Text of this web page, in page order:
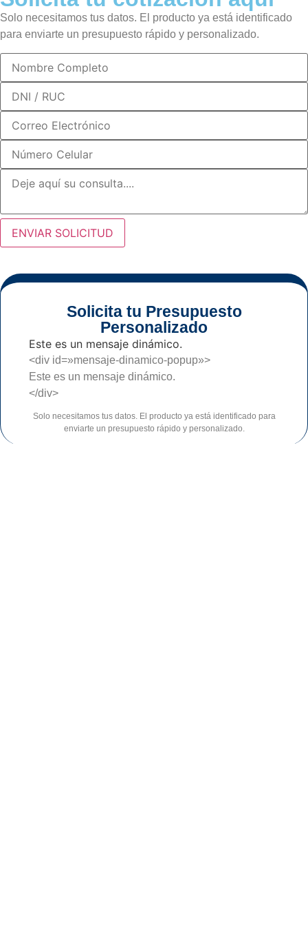
Solo necesitamos tus datos. El producto ya está identificado
para enviarte un presupuesto rápido y personalizado.
ENVIAR SOLICITUD
Solicita tu Presupuesto
Personalizado
Este es un mensaje dinámico.
<div id=»mensaje-dinamico-popup»>
Este es un mensaje dinámico.
</div>
Solo necesitamos tus datos. El producto ya está identificado para
enviarte un presupuesto rápido y personalizado.